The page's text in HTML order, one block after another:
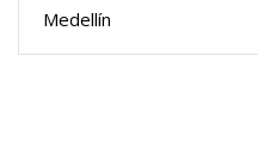
Medellín